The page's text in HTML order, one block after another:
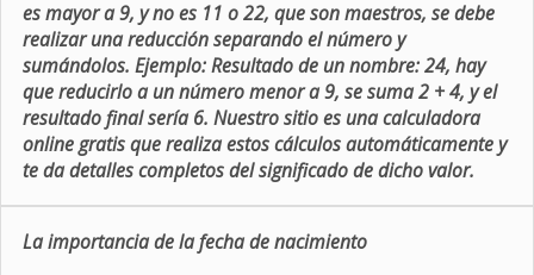
es mayor a 9, y no es 11 o 22, que son maestros, se debe
realizar una reducción separando el número y
sumándolos. Ejemplo: Resultado de un nombre: 24, hay
que reducirlo a un número menor a 9, se suma 2 + 4, y el
resultado final sería 6. Nuestro sitio es una calculadora
online gratis que realiza estos cálculos automáticamente y
te da detalles completos del significado de dicho valor.
La importancia de la fecha de nacimiento